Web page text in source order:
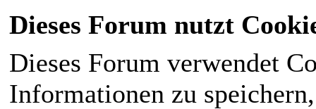
Dieses Forum nutzt
Dieses Forum verwendet
Informationen zu